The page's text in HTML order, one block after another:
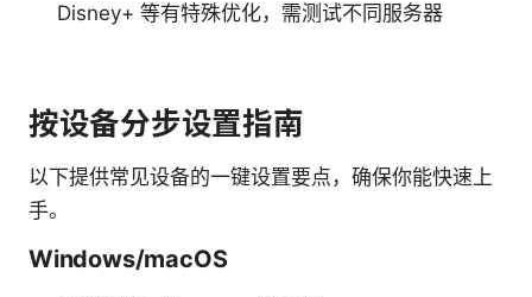
Disney+ 等有特殊优化，需测试不同服务器
按设备分步设置指南
以下提供常见设备的一键设置要点，确保你能快速上
手。
Windows/macOS